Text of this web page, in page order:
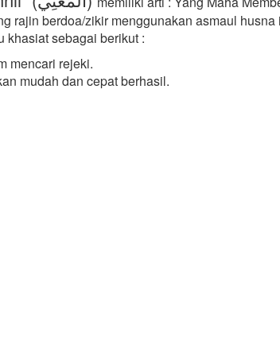
rajin berdoa/zikir menggunakan asmaul
khasiat sebagai berikut :
mencari rejeki.
mudah dan cepat berhasil.